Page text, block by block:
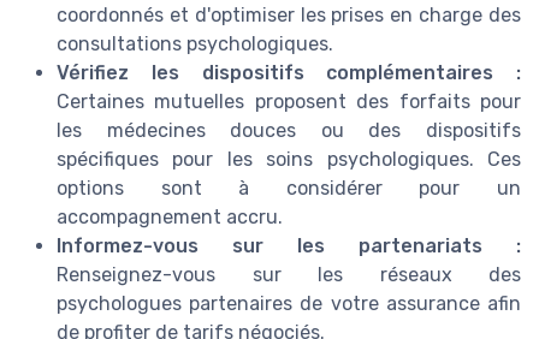
coordonnés et d'optimiser les prises en charge des
consultations psychologiques.
Vérifiez les dispositifs complémentaires :
Certaines mutuelles proposent des forfaits pour
les médecines douces ou des dispositifs
spécifiques pour les soins psychologiques. Ces
options sont à considérer pour un
accompagnement accru.
Informez-vous sur les partenariats :
Renseignez-vous sur les réseaux des
psychologues partenaires de votre assurance afin
de profiter de tarifs négociés.